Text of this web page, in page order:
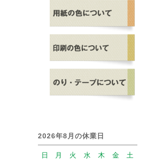
2026年8月の休業日
日 月 火 水 木 金
土